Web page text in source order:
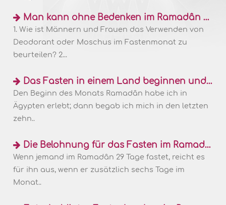
Man kann ohne Bedenken im Ramadân tagsüber Deodorant und Moschus verwenden
1. Wie ist Männern und Frauen das Verwenden von
Deodorant oder Moschus im Fastenmonat zu
beurteilen? 2...
Das Fasten in einem Land beginnen und in einem anderen brechen
Den Beginn des Monats Ramadân habe ich in
Ägypten erlebt; dann begab ich mich in den letzten
zehn..
Die Belohnung für das Fasten im Ramadân und an sechs Tagen im Schawwâl
Wenn jemand im Ramadân 29 Tage fastet, reicht es
für ihn aus, wenn er zusätzlich sechs Tage im
Monat..